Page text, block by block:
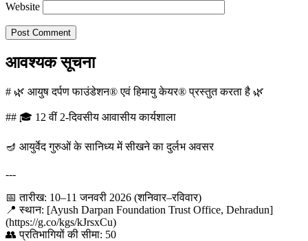
Website
आवश्यक सूचना
# 🌿 आयुष दर्पण फाउंडेशन® एवं हिमायु केयर® प्रस्तुत करता है 🌿
## 🎓 12 वीं 2-दिवसीय आवासीय कार्यशाला
🪔 आयुर्वेद गुरुओं के सानिध्य में सीखने का दुर्लभ अवसर
---
📅 तारीख: 10–11 जनवरी 2026 (शनिवार–रविवार)
📍 स्थान: [Ayush Darpan Foundation Trust Office, Dehradun]
(https://g.co/kgs/kJrsxCu)
👥 प्रतिभागियों की सीमा: 50